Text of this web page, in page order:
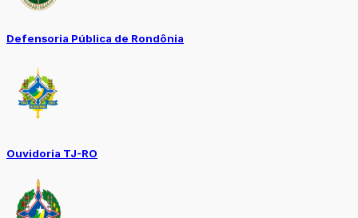
Defensoria Pública de Rondônia
Ouvidoria TJ-RO